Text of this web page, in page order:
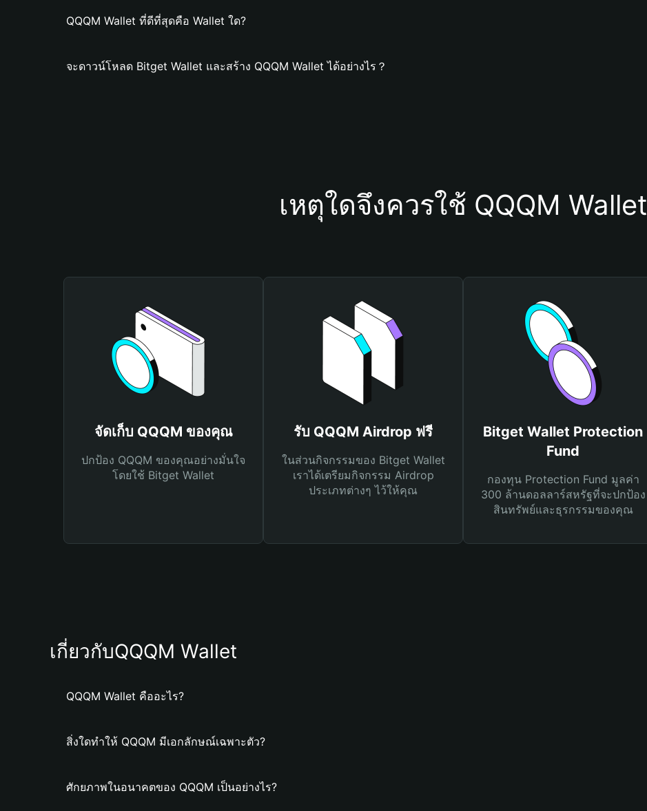
QQQM Wallet ที่ดีที่สุดคือ Wallet ใด?
จะดาวน์โหลด Bitget Wallet และสร้าง QQQM Wallet ได้อย่างไร？
เหตุใดจึงควรใช้ QQQM Wallet
จัดเก็บ QQQM ของคุณ
ปกป้อง QQQM ของคุณอย่างมั่นใจ
โดยใช้ Bitget Wallet
รับ QQQM Airdrop ฟรี
ในส่วนกิจกรรมของ Bitget Wallet
เราได้เตรียมกิจกรรม Airdrop
ประเภทต่างๆ ไว้ให้คุณ
Bitget Wallet Protection
Fund
กองทุน Protection Fund มูลค่า
300 ล้านดอลลาร์สหรัฐที่จะปกป้อง
สินทรัพย์และธุรกรรมของคุณ
เกี่ยวกับQQQM Wallet
QQQM Wallet คืออะไร?
สิ่งใดทำให้ QQQM มีเอกลักษณ์เฉพาะตัว?
ศักยภาพในอนาคตของ QQQM เป็นอย่างไร?